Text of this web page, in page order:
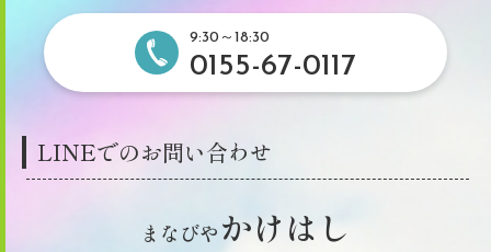
9:30～18:30
0155-67-0117
LINEでのお問い合わせ
まなびやかけはし